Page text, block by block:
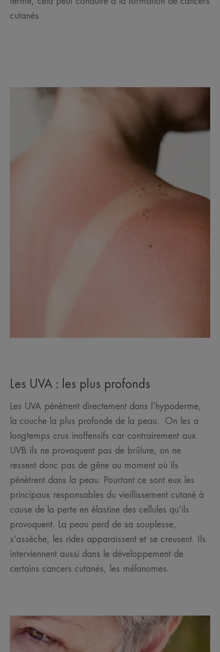
cutanés.
Les UVA : les plus profonds
Les UVA pénètrent directement dans l’hypoderme,
la couche la plus profonde de la peau. On les a
longtemps crus inoffensifs car contrairement aux
UVB ils ne provoquent pas de brûlure, on ne
ressent donc pas de gêne au moment où ils
pénètrent dans la peau. Pourtant ce sont eux les
principaux responsables du vieillissement cutané à
cause de la perte en élastine des cellules qu’ils
provoquent. La peau perd de sa souplesse,
s'assèche, les rides apparaissent et se creusent. Ils
interviennent aussi dans le développement de
certains cancers cutanés, les mélanomes.